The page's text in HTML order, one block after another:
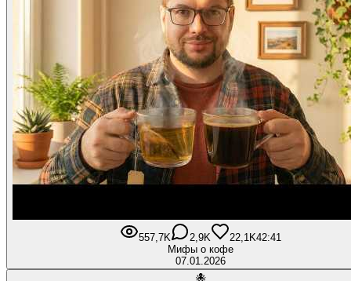
557,7K 2,9K 22,1K42:41
Мифы о кофе
07.01.2026
🐙